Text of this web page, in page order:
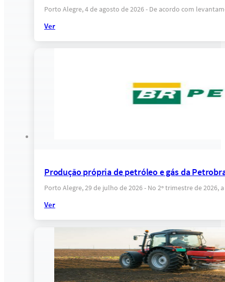
Porto Alegre, 4 de agosto de 2026 - De acordo com
Ver
Produção própria de petróleo e gás da
Porto Alegre, 29 de julho de 2026 - No 2º trimestre de
Ver